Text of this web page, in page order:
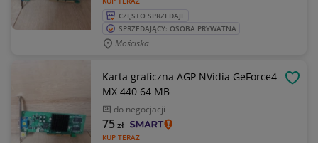
CZĘSTO SPRZEDAJE
SPRZEDAJĄCY: OSOBA PRYWATNA
Mościska
Karta graficzna AGP NVidia GeForce4
MX 440 64 MB
do negocjacji
KUP TERAZ
75zł